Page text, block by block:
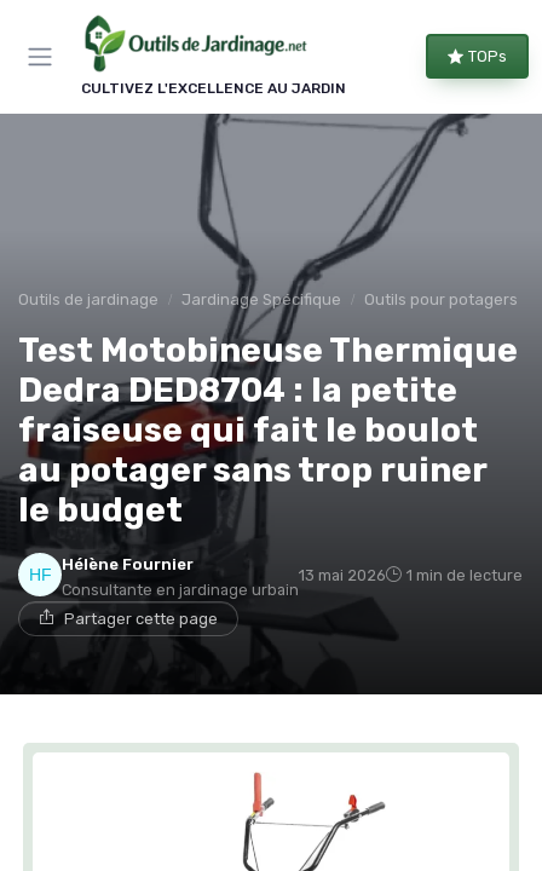
CULTIVEZ L'EXCELLENCE AU JARDIN
TOPs
Outils de jardinage Jardinage Spécifique Outils pour potagers
Test Motobineuse Thermique
Dedra DED8704 : la petite
fraiseuse qui fait le boulot
au potager sans trop ruiner
le budget
Hélène Fournier
Consultante en jardinage urbain
13 mai 2026 1 min de lecture
Partager cette page
Panneau de gestion des cookies